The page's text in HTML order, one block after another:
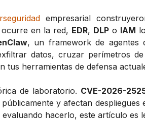
empresarial
ocurre en la red, EDR, DLPo IAM
, un framework de agentes
datos, cruzar perímetros
tus herramientas de defensa
de laboratorio. CVE-2026-
y afectan despliegues
hacerlo, este artículo es